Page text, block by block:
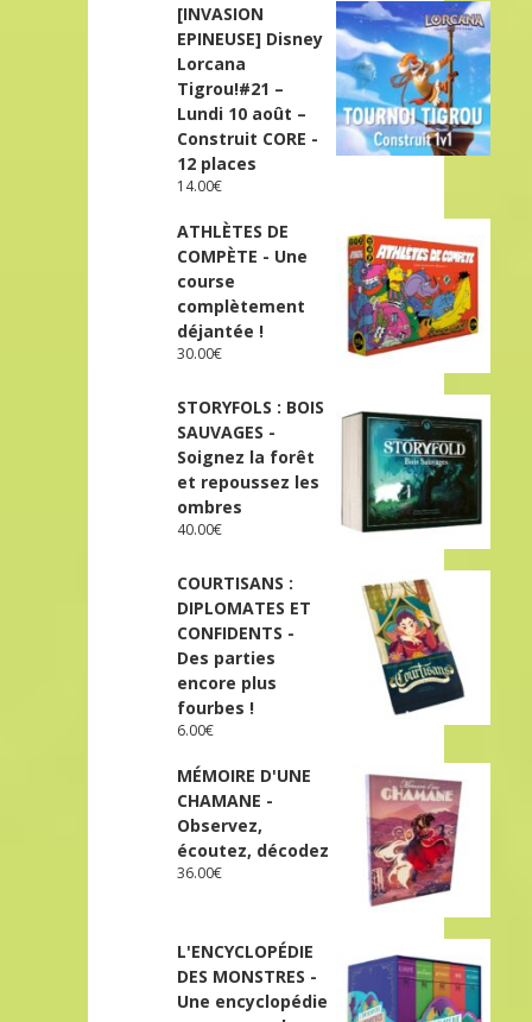
[INVASION
EPINEUSE] Disney
Lorcana
Tigrou!#21 –
Lundi 10 août –
Construit CORE -
12 places
14.00€
ATHLÈTES DE
COMPÈTE - Une
course
complètement
déjantée !
30.00€
STORYFOLS : BOIS
SAUVAGES -
Soignez la forêt
et repoussez les
ombres
40.00€
COURTISANS :
DIPLOMATES ET
CONFIDENTS -
Des parties
encore plus
fourbes !
6.00€
MÉMOIRE D'UNE
CHAMANE -
Observez,
écoutez, décodez
36.00€
L'ENCYCLOPÉDIE
DES MONSTRES -
Une encyclopédie